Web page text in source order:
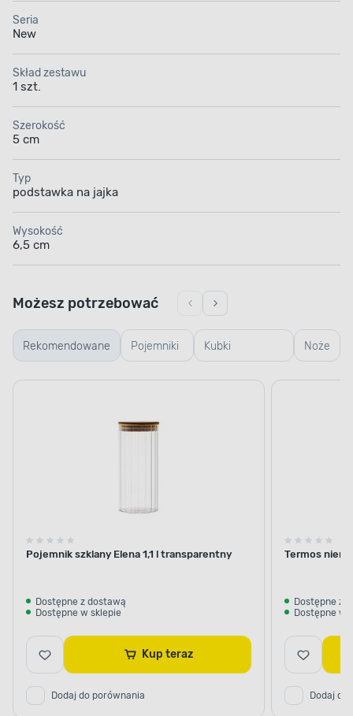
Seria
New
Skład zestawu
1 szt.
Szerokość
5 cm
Typ
podstawka na jajka
Wysokość
6,5 cm
Rekomendowane Pojemniki
szklane
Kubki
termiczne i
Noże
Możesz potrzebować
Pojemnik szklany Elena 1,1 l transparentny
Dostępne z dostawą
Dostępne w sklepie
Kup teraz
Dodaj do porównania
Termos
Dostępne z
Dostępne w
Dodaj do